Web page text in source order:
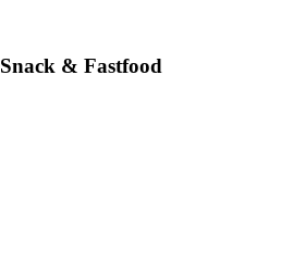
Snack & Fastfood